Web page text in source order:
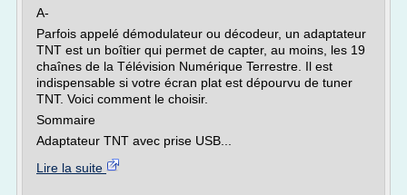
A-
Parfois appelé démodulateur ou décodeur, un adaptateur
TNT est un boîtier qui permet de capter, au moins, les 19
chaînes de la Télévision Numérique Terrestre. Il est
indispensable si votre écran plat est dépourvu de tuner
TNT. Voici comment le choisir.
Sommaire
Adaptateur TNT avec prise USB...
Lire la suite